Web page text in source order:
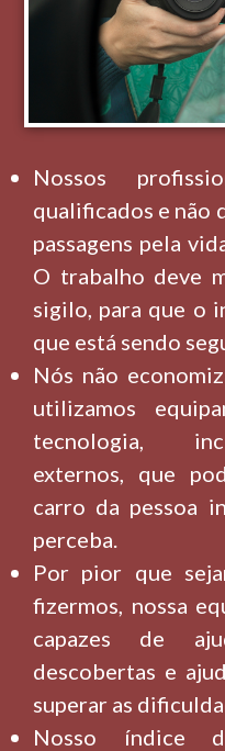
Nossos
qualificados e não
passagens pela
O trabalho deve
sigilo, para que o
que está sendo
Nós não
utilizamos
tecnologia,
externos, que
carro da pessoa
perceba.
Por pior que
fizermos, nossa
capazes de
descobertas e
superar as
Nosso índice